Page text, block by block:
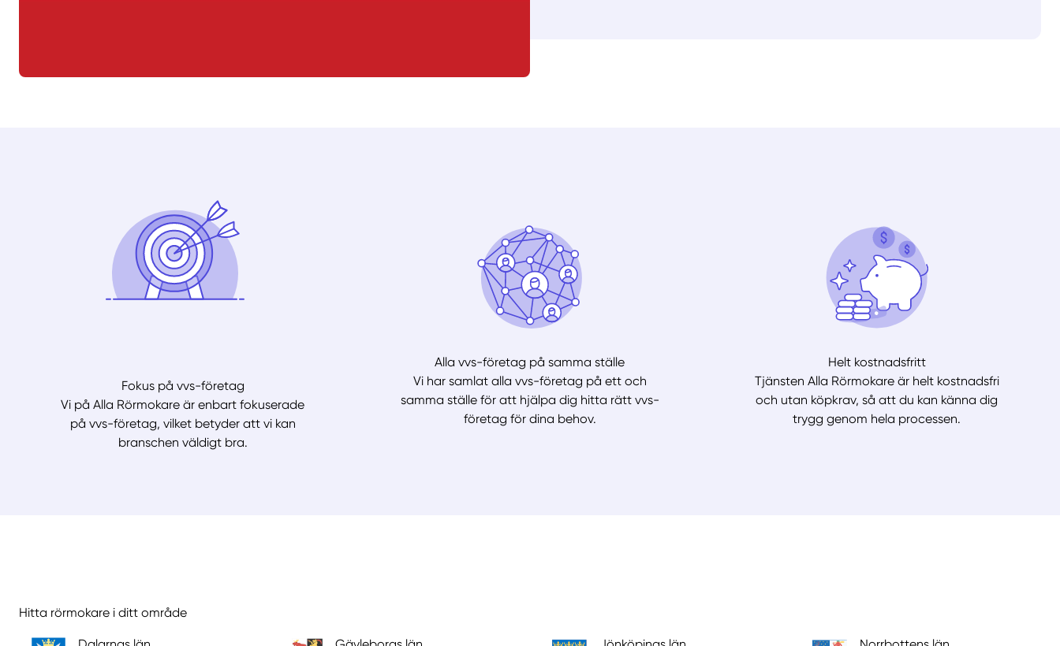
Fokus på vvs-företag
Vi på Alla Rörmokare är enbart fokuserade
på vvs-företag, vilket betyder att vi kan
branschen väldigt bra.
Alla vvs-företag på samma ställe
Vi har samlat alla vvs-företag på ett och
samma ställe för att hjälpa dig hitta rätt vvs-
företag för dina behov.
Helt kostnadsfritt
Tjänsten Alla Rörmokare är helt kostnadsfri
och utan köpkrav, så att du kan känna dig
trygg genom hela processen.
Hitta rörmokare i ditt område